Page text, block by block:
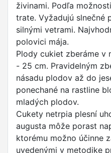
živinami. Podľa
trate. Vyžadujú slnečné
silnými vetrami.
polovici mája.
Plody cukiet zberáme v
- 25 cm. Pravidelným
násadu plodov až do
ponechané na rastline
mladých plodov.
Cukety netrpia plesní
augusta môže porast
ktorému možno účinne
uvedenými v metodike